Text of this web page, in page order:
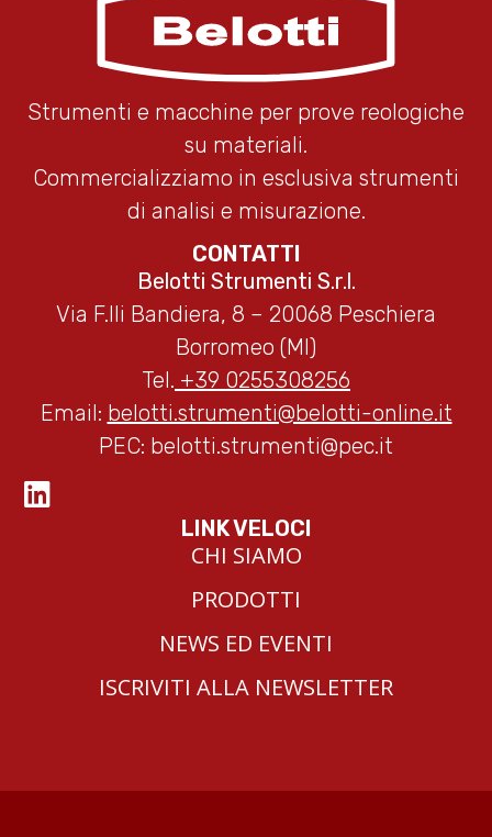
Strumenti e macchine per prove reologiche
su materiali.
Commercializziamo in esclusiva strumenti
di analisi e misurazione.
CONTATTI
Belotti Strumenti S.r.l.
Via F.lli Bandiera, 8 – 20068 Peschiera
Borromeo (MI)
Tel. +39 0255308256
Email: belotti.strumenti@belotti-online.it
PEC: belotti.strumenti@pec.it
LINK VELOCI
CHI SIAMO
PRODOTTI
NEWS ED EVENTI
ISCRIVITI ALLA NEWSLETTER